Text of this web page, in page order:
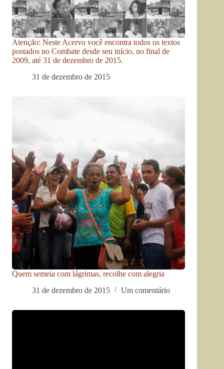
Atenção: Neste Acervo você encontra todos os textos
postados no Combate desde seu início, no final de
2009, até 31 de dezembro de 2015.
31 de dezembro de 2015
Quem semeia com lágrimas, recolhe com alegria
31 de dezembro de 2015
Um comentário